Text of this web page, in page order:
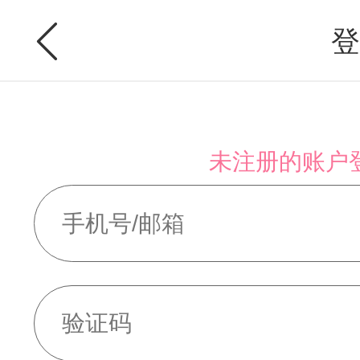
未注册的账户